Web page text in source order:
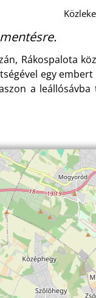
Rákospalota
egy
a leállósávba